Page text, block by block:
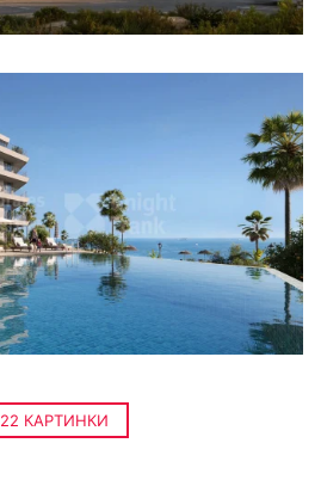
22 КАРТИНКИ